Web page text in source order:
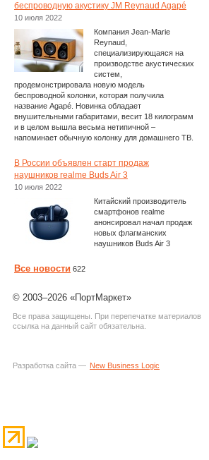
беспроводную акустику JM Reynaud Agapé
10 июля 2022
Компания Jean-Marie
Reynaud,
специализирующаяся на
производстве акустических
систем,
продемонстрировала новую модель
беспроводной колонки, которая получила
название Agapé. Новинка обладает
внушительными габаритами, весит 18 килограмм
и в целом вышла весьма нетипичной –
напоминает обычную колонку для домашнего ТВ.
В России объявлен старт продаж
наушников realme Buds Air 3
10 июля 2022
Китайский производитель
смартфонов realme
анонсировал начал продаж
новых флагманских
наушников Buds Air 3
Все новости 622
© 2003–2026 «ПортМаркет»
Все права защищены. При перепечатке материалов
ссылка на данный сайт обязательна.
Разработка сайта — New Business Logic